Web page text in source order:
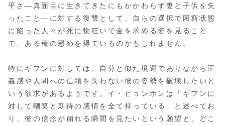
平さ—真面目に生きてきたにもかかわらず妻と子供を失
ったこと—に対する復讐として、自らの選択で困窮状態
に陥った人々が死に物狂いで金を求める姿を見ること
で、ある種の慰めを得ているのかもしれません。
特にギフンに対しては、自分と似た境遇でありながら正
義感や人間への信頼を失わない彼の姿勢を破壊したいと
いう欲求があるようです。イ・ビョンホンは「ギフンに
対して嘲笑と期待の感情を全て持っている」と述べてお
り、彼の信念が崩れる瞬間を見たいという願望と、どこ